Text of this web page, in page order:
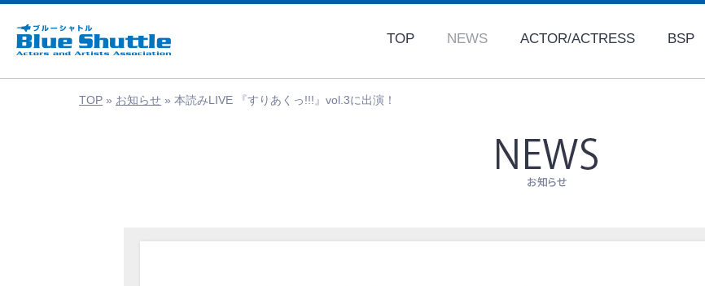
TOP NEWS ACTOR/ACTRESS BSP
TOP » お知らせ » 本読みLIVE 『すりあくっ!!!』vol.3に出演！